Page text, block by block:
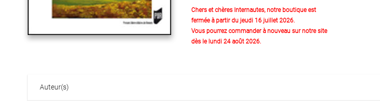
Chers et chères Internautes, notre boutique est
fermée à partir du jeudi 16 juillet 2026.
Vous pourrez commander à nouveau sur notre site
dès le lundi 24 août 2026.
Auteur(s)